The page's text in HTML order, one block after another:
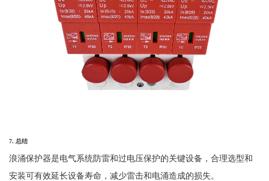
7. 总结
浪涌保护器是电气系统防雷和过电压保护的关键设备，合理选型和
安装可有效延长设备寿命，减少雷击和电涌造成的损失。